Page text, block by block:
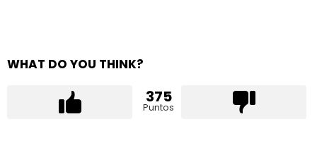
WHAT DO YOU THINK?
375
Puntos